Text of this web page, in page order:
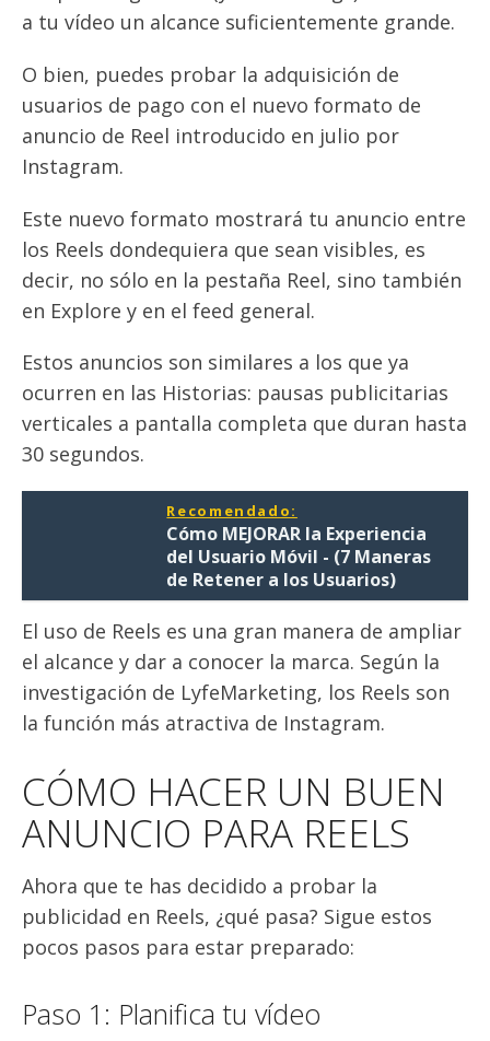
a tu vídeo un alcance suficientemente grande.
O bien, puedes probar la adquisición de
usuarios de pago con el nuevo formato de
anuncio de Reel introducido en julio por
Instagram.
Este nuevo formato mostrará tu anuncio entre
los Reels dondequiera que sean visibles, es
decir, no sólo en la pestaña Reel, sino también
en Explore y en el feed general.
Estos anuncios son similares a los que ya
ocurren en las Historias: pausas publicitarias
verticales a pantalla completa que duran hasta
30 segundos.
Recomendado:
Cómo MEJORAR la Experiencia
del Usuario Móvil - (7 Maneras
de Retener a los Usuarios)
El uso de Reels es una gran manera de ampliar
el alcance y dar a conocer la marca. Según la
investigación de LyfeMarketing, los Reels son
la función más atractiva de Instagram.
CÓMO HACER UN BUEN
ANUNCIO PARA REELS
Ahora que te has decidido a probar la
publicidad en Reels, ¿qué pasa? Sigue estos
pocos pasos para estar preparado:
Paso 1: Planifica tu vídeo